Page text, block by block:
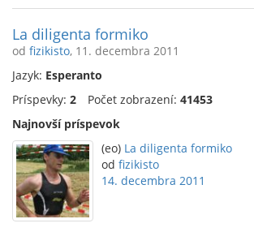
La diligenta formiko
od fizikisto, 11. decembra 2011
Jazyk: Esperanto
Príspevky: 2 Počet zobrazení: 41453
Najnovší príspevok
(eo) La diligenta formiko
od fizikisto
14. decembra 2011